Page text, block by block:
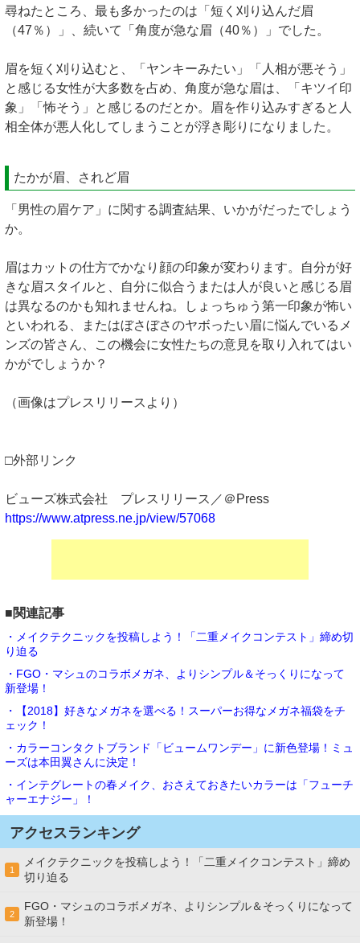
尋ねたところ、最も多かったのは「短く刈り込んだ眉
（47％）」、続いて「角度が急な眉（40％）」でした。
眉を短く刈り込むと、「ヤンキーみたい」「人相が悪そう」
と感じる女性が大多数を占め、角度が急な眉は、「キツイ印
象」「怖そう」と感じるのだとか。眉を作り込みすぎると人
相全体が悪人化してしまうことが浮き彫りになりました。
たかが眉、されど眉
「男性の眉ケア」に関する調査結果、いかがだったでしょう
か。
眉はカットの仕方でかなり顔の印象が変わります。自分が好
きな眉スタイルと、自分に似合うまたは人が良いと感じる眉
は異なるのかも知れませんね。しょっちゅう第一印象が怖い
といわれる、またはぼさぼさのヤボったい眉に悩んでいるメ
ンズの皆さん、この機会に女性たちの意見を取り入れてはい
かがでしょうか？
（画像はプレスリリースより）
□外部リンク
ビューズ株式会社 プレスリリース／＠Press
https://www.atpress.ne.jp/view/57068
■関連記事
・メイクテクニックを投稿しよう！「二重メイクコンテスト」締め切
り迫る
・FGO・マシュのコラボメガネ、よりシンプル＆そっくりになって
新登場！
・【2018】好きなメガネを選べる！スーパーお得なメガネ福袋をチ
ェック！
・カラーコンタクトブランド「ビュームワンデー」に新色登場！ミュ
ーズは本田翼さんに決定！
・インテグレートの春メイク、おさえておきたいカラーは「フューチ
ャーエナジー」！
アクセスランキング
1
メイクテクニックを投稿しよう！「二重メイクコンテスト」締め
切り迫る
2
FGO・マシュのコラボメガネ、よりシンプル＆そっくりになって
新登場！